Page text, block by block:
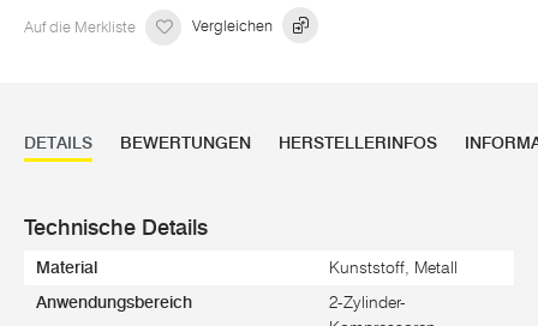
Auf die Merkliste Vergleichen
DETAILS BEWERTUNGEN HERSTELLERINFOS
Technische Details
Material Kunststoff, Metall
Anwendungsbereich
2-Zylinder-